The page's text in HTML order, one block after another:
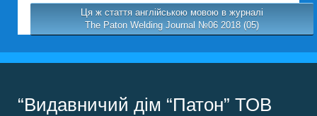
Ця ж стаття англійською мовою в журналі
The Paton Welding Journal №06 2018 (05)
“Видавничий дім “Патон” ТОВ